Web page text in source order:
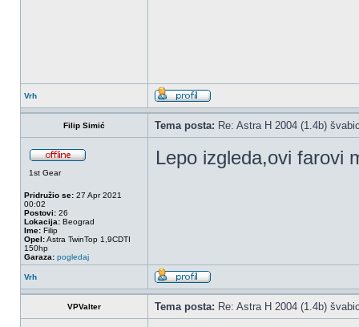
Vrh
Filip Simić Tema posta: Re: Astra H 2004 (1.4b)
1st Gear
Pridružio se: 27 Apr 2021
00:02
Postovi: 26
Lokacija: Beograd
Ime: Filip
Opel:Astra TwinTop 1,9CDTI
150hp
Garaza: pogledaj
Lepo izgleda,ovi farovi
Vrh
VPValter Tema posta: Re: Astra H 2004 (1.4b)